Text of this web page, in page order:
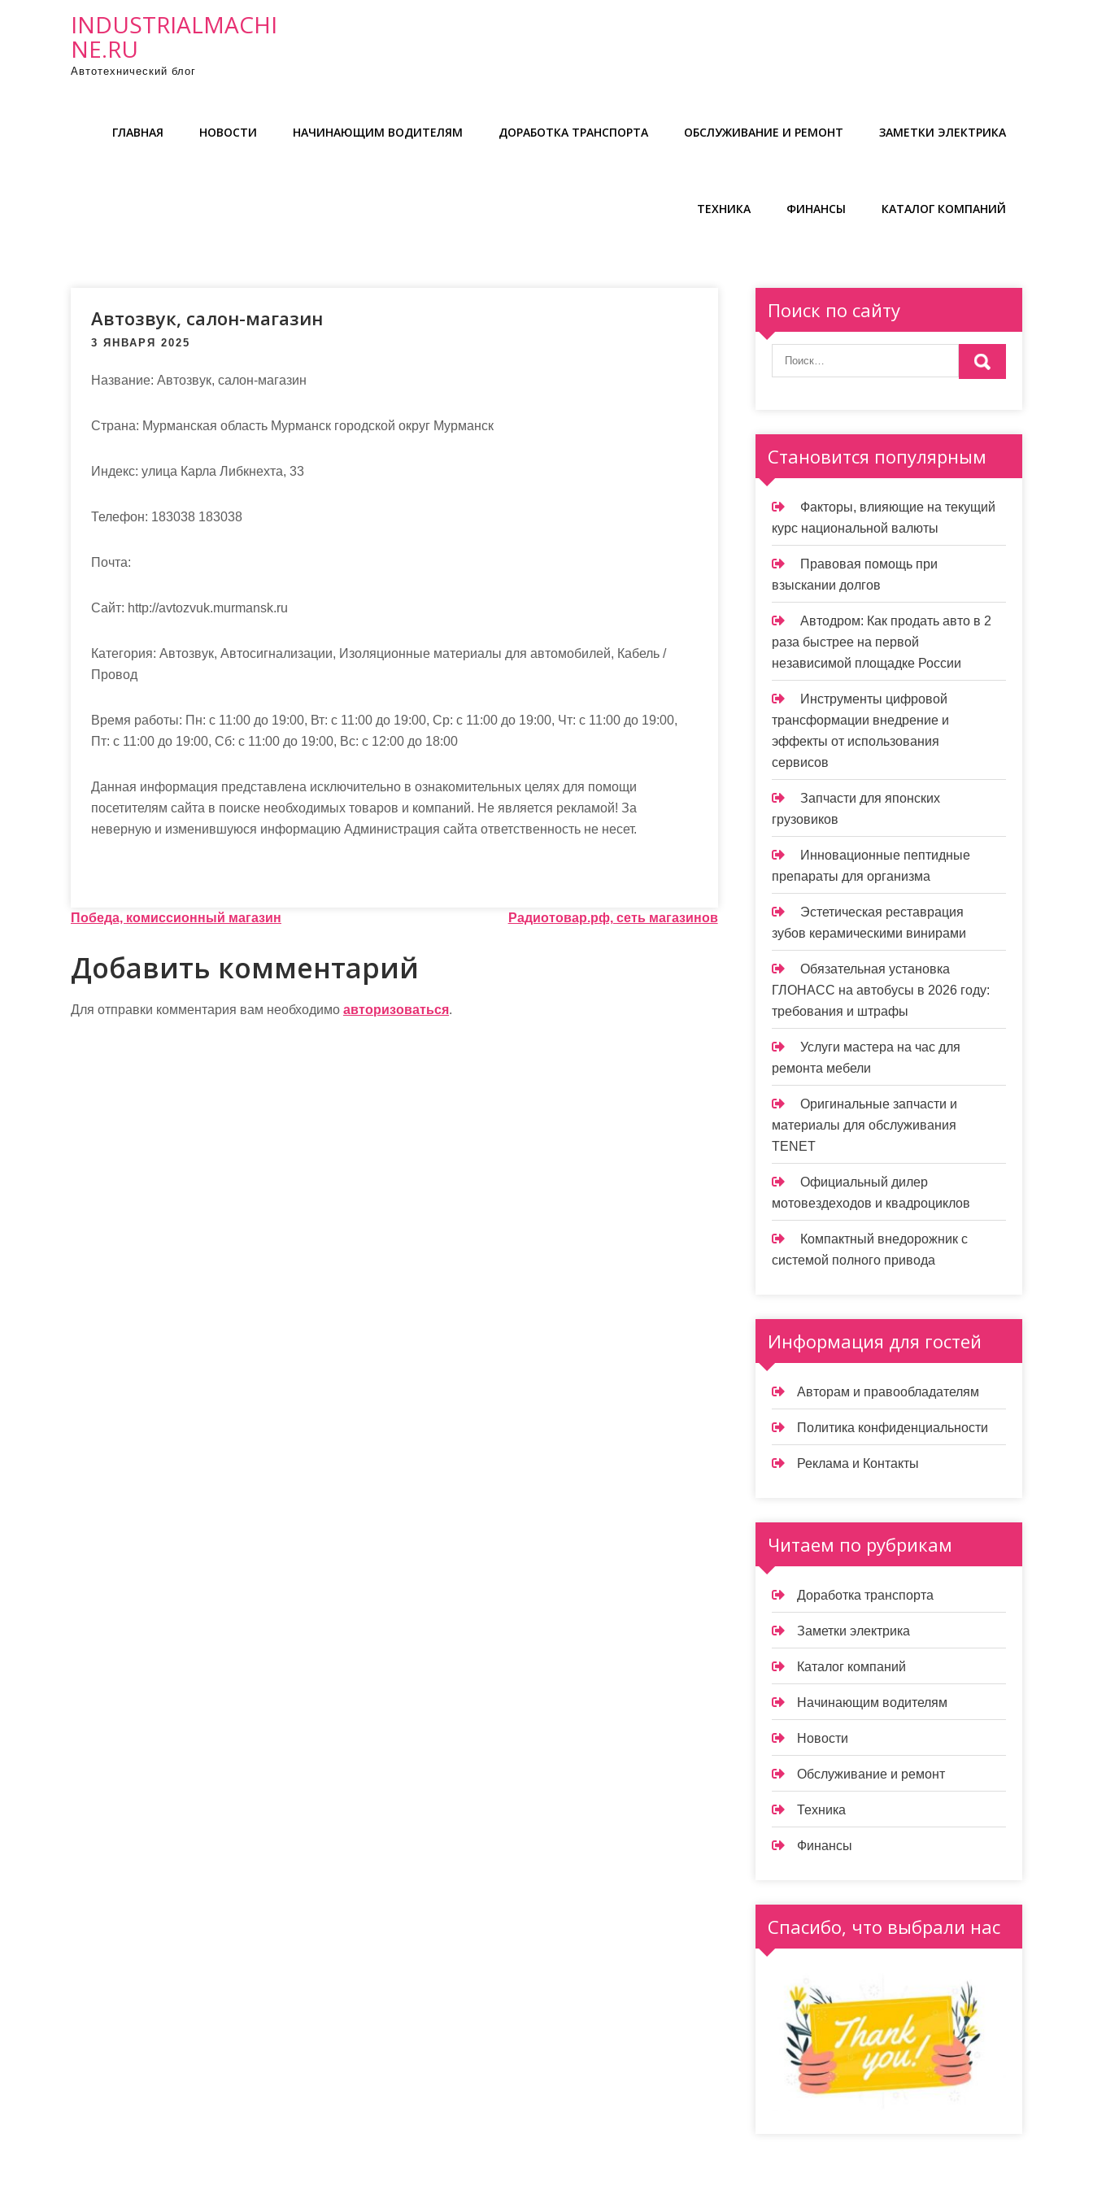
INDUSTRIALMACHI
NE.RU
Автотехнический блог
ГЛАВНАЯ НОВОСТИ НАЧИНАЮЩИМ ВОДИТЕЛЯМ ДОРАБОТКА ТРАНСПОРТА ОБСЛУЖИВАНИЕ И РЕМОНТ ЗАМЕТКИ ЭЛЕКТРИКА
ТЕХНИКА ФИНАНСЫ КАТАЛОГ КОМПАНИЙ
Автозвук, салон-магазин
3 ЯНВАРЯ 2025
Название: Автозвук, салон-магазин
Страна: Мурманская область Мурманск городской округ Мурманск
Индекс: улица Карла Либкнехта, 33
Телефон: 183038 183038
Почта:
Cайт: http://avtozvuk.murmansk.ru
Категория: Автозвук, Автосигнализации, Изоляционные материалы для автомобилей, Кабель /
Провод
Время работы: Пн: с 11:00 до 19:00, Вт: с 11:00 до 19:00, Ср: с 11:00 до 19:00, Чт: с 11:00 до 19:00,
Пт: с 11:00 до 19:00, Сб: с 11:00 до 19:00, Вс: с 12:00 до 18:00
Данная информация представлена исключительно в ознакомительных целях для помощи
посетителям сайта в поиске необходимых товаров и компаний. Не является рекламой! За
неверную и изменившуюся информацию Администрация сайта ответственность не несет.
Н
а
в
и
Победа, комиссионный магазин Радиотовар.рф, сеть магазинов
Добавить комментарий
Для отправки комментария вам необходимо авторизоваться.
Поиск по сайту
Становится популярным
Факторы, влияющие на текущий
курс национальной валюты
Правовая помощь при
взыскании долгов
Автодром: Как продать авто в 2
раза быстрее на первой
независимой площадке России
Инструменты цифровой
трансформации внедрение и
эффекты от использования
сервисов
Запчасти для японских
грузовиков
Инновационные пептидные
препараты для организма
Эстетическая реставрация
зубов керамическими винирами
Обязательная установка
ГЛОНАСС на автобусы в 2026 году:
требования и штрафы
Услуги мастера на час для
ремонта мебели
Оригинальные запчасти и
материалы для обслуживания
TENET
Официальный дилер
мотовездеходов и квадроциклов
Компактный внедорожник с
системой полного привода
Информация для гостей
Авторам и правообладателям
Политика конфиденциальности
Реклама и Контакты
Читаем по рубрикам
Доработка транспорта
Заметки электрика
Каталог компаний
Начинающим водителям
Новости
Обслуживание и ремонт
Техника
Финансы
Спасибо, что выбрали нас